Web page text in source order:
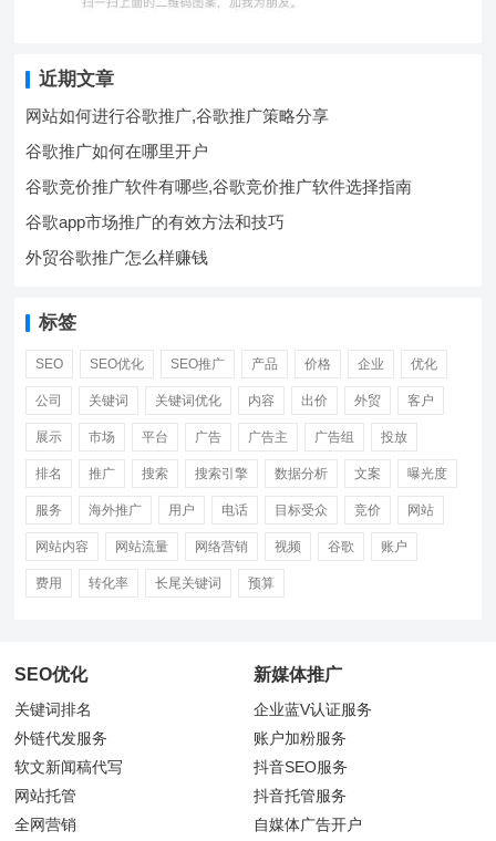
近期文章
网站如何进行谷歌推广,谷歌推广策略分享
谷歌推广如何在哪里开户
谷歌竞价推广软件有哪些,谷歌竞价推广软件选择指南
谷歌app市场推广的有效方法和技巧
外贸谷歌推广怎么样赚钱
标签
SEO SEO优化 SEO推广 产品 价格 企业 优化
公司 关键词 关键词优化 内容 出价 外贸 客户
展示 市场 平台 广告 广告主 广告组 投放
排名 推广 搜索 搜索引擎 数据分析 文案 曝光度
服务 海外推广 用户 电话 目标受众 竞价 网站
网站内容 网站流量 网络营销 视频 谷歌 账户
费用 转化率 长尾关键词 预算
SEO优化
关键词排名
外链代发服务
软文新闻稿代写
网站托管
全网营销
新媒体推广
企业蓝V认证服务
账户加粉服务
抖音SEO服务
抖音托管服务
自媒体广告开户